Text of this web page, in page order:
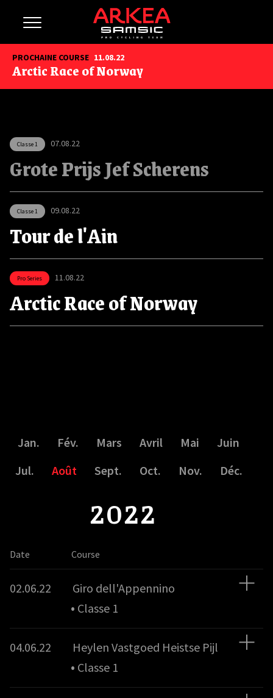
PROCHAINE COURSE 11.08.22
Arctic Race of Norway
Classe 1 07.08.22
Grote Prijs Jef Scherens
Classe 1 09.08.22
Tour de l'Ain
Pro Series 11.08.22
Arctic Race of Norway
Jan. Fév. Mars Avril Mai
Juin
Jul.
Août Sept. Oct. Nov. Déc.
Date Course
02.06.22 Giro dell'Appennino
• Classe 1
04.06.22 Heylen Vastgoed Heistse Pijl
• Classe 1